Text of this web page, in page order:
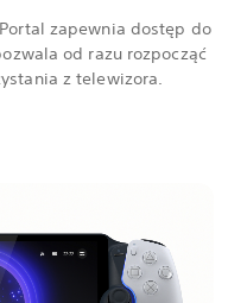
zapewnia dostęp do
od razu rozpocząć
z telewizora.